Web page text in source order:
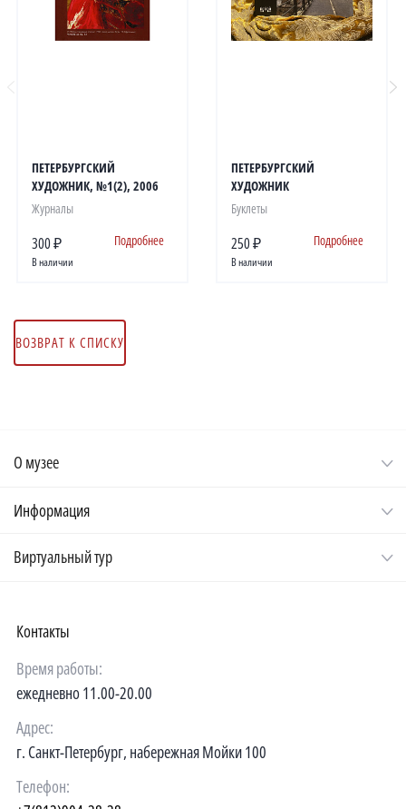
ПЕТЕРБУРГСКИЙ
ХУДОЖНИК, №1(2), 2006
Журналы
300 ₽ Подробнее
В наличии
ПЕТЕРБУРГСКИЙ
ХУДОЖНИК
Буклеты
250 ₽ Подробнее
В наличии
ВОЗВРАТ К СПИСКУ
О музее
Информация
Виртуальный тур
Контакты
Время работы:
ежедневно 11.00-20.00
Адрес:
г. Санкт-Петербург, набережная Мойки 100
Телефон: